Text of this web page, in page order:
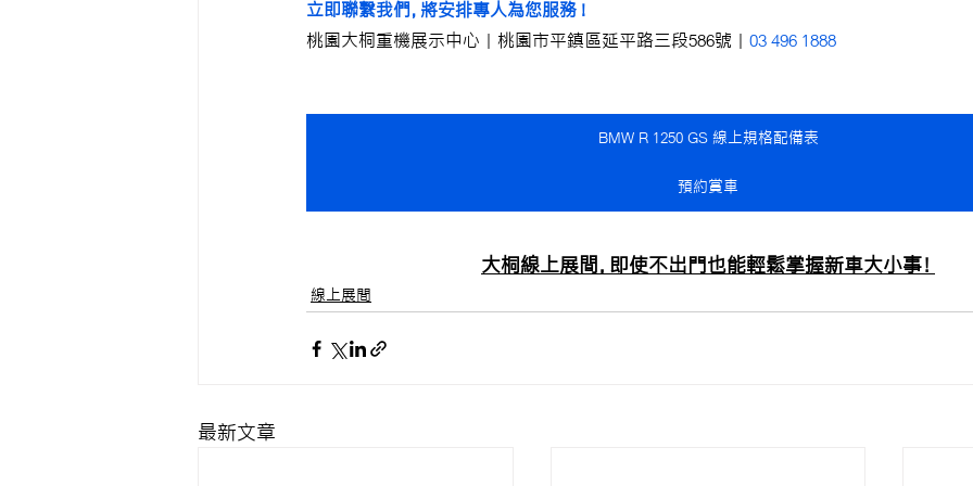
立即聯繫我們，將安排專人為您服務 !
桃園大桐重機展示中心｜桃園市平鎮區延平路三段586號｜ 03 496 1888
BMW R 1250 GS 線上規格配備表
預約賞車
大桐線上展間，即使不出門也能輕鬆掌握新車大小事！
線上展間
最新文章